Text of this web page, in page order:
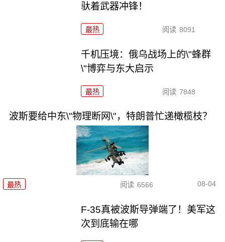
驮着武器冲锋！
最热 阅读 8091
千机压境：俄乌战场上的\"蜂群
\"博弈与东大启示
最热 阅读 7848
波斯要给中东\"物理断网\"，特朗普忙递橄榄枝？
最热 阅读 6566 08-04
F-35真被波斯导弹端了！美军这
次到底输在哪